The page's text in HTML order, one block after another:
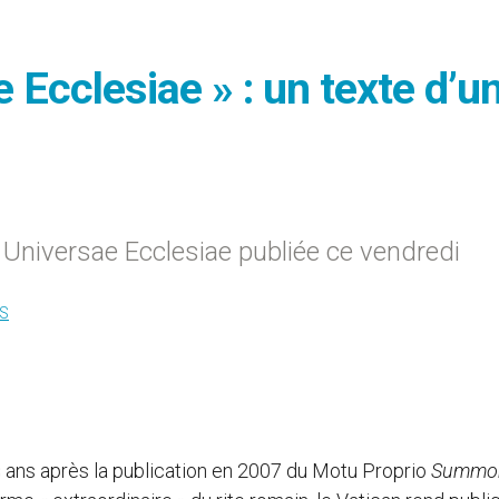
» : un texte
Ecclesiae publiée ce vendredi
ans après la publication en 2007 du Motu Proprio